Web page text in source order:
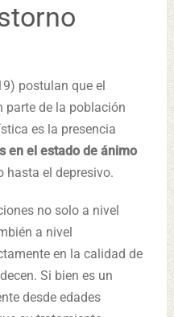
postulan que el
parte de la población
es la presencia
en el estado de ánimo
hasta el depresivo.
no solo a nivel
a nivel
en la calidad de
Si bien es un
desde edades